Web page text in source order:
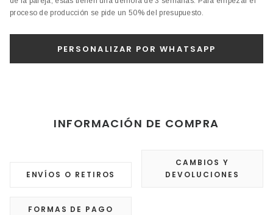
proceso de producción se pide un 50% del presupuesto.
INFORMACIÓN DE COMPRA
ENVÍOS O RETIROS
CAMBIOS Y
DEVOLUCIONES
FORMAS DE PAGO